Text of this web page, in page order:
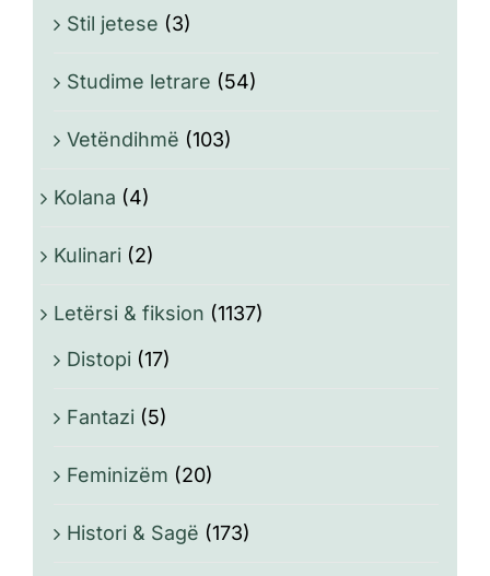
Stil jetese (3)
Studime letrare (54)
Vetëndihmë (103)
Kolana (4)
Kulinari (2)
Letërsi & fiksion (1137)
Distopi (17)
Fantazi (5)
Feminizëm (20)
Histori & Sagë (173)